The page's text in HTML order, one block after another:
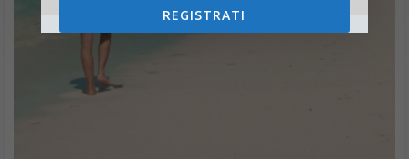
REGISTRATI